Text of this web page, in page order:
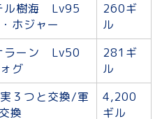
ル樹海 Lv95
ホジャー
260ギ
ル
ラーン Lv50
グ
281ギ
ル
３つと交換/軍
換
4,200
ギル